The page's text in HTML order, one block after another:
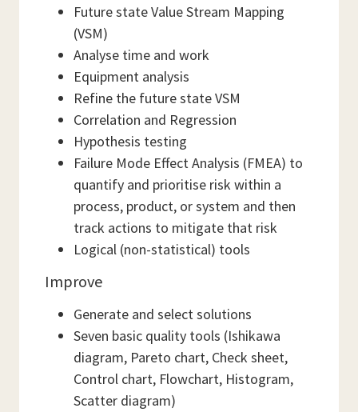
Future state Value Stream Mapping
(VSM)
Analyse time and work
Equipment analysis
Refine the future state VSM
Correlation and Regression
Hypothesis testing
Failure Mode Effect Analysis (FMEA) to
quantify and prioritise risk within a
process, product, or system and then
track actions to mitigate that risk
Logical (non-statistical) tools
Improve
Generate and select solutions
Seven basic quality tools (Ishikawa
diagram, Pareto chart, Check sheet,
Control chart, Flowchart, Histogram,
Scatter diagram)